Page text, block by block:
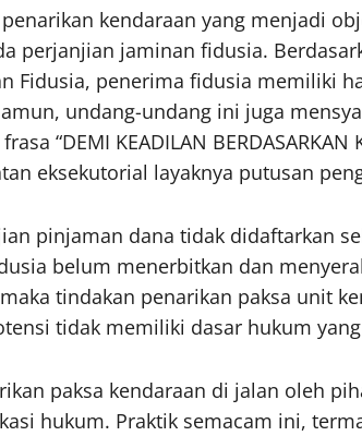
kendaraan yang menjadi
perjanjian jaminan fidusia.
Fidusia, penerima fidusia memiliki
undang-undang ini juga
“DEMI KEADILAN BERDASARKAN
eksekutorial layaknya putusan
pinjaman dana tidak didaftarkan
belum menerbitkan dan
tindakan penarikan paksa unit
tidak memiliki dasar hukum
paksa kendaraan di jalan oleh
hukum. Praktik semacam ini,